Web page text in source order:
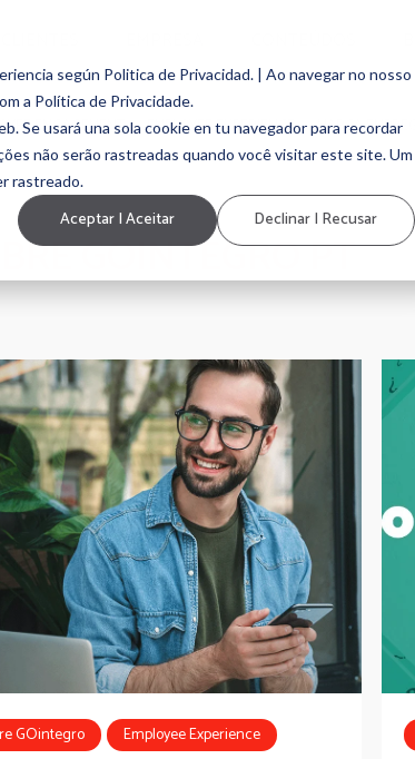
según Politica de Privacidad. | Ao navegar no nosso
a Política de Privacidade.
Se usará una sola cookie en tu navegador para recordar
não serão rastreadas quando você visitar este site. Um
rastreado.
Aceptar | Aceitar Declinar | Recusar
ENGAGEMENT EMPLOYEE EXPERIENCE MARCA
GOINTEGRO PT
GOintegro
Employee Experience